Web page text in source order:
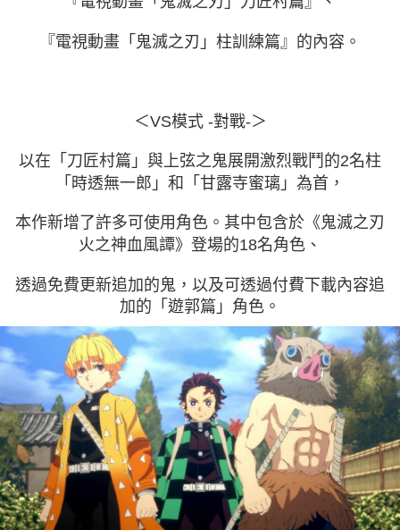
『電視動畫「鬼滅之刃」柱訓練篇』的內容。
＜VS模式 -對戰-＞
以在「刀匠村篇」與上弦之鬼展開激烈戰鬥的2名柱
「時透無一郎」和「甘露寺蜜璃」為首，
本作新增了許多可使用角色。其中包含於《鬼滅之刃
火之神血風譚》登場的18名角色、
透過免費更新追加的鬼，以及可透過付費下載內容追
加的「遊郭篇」角色。